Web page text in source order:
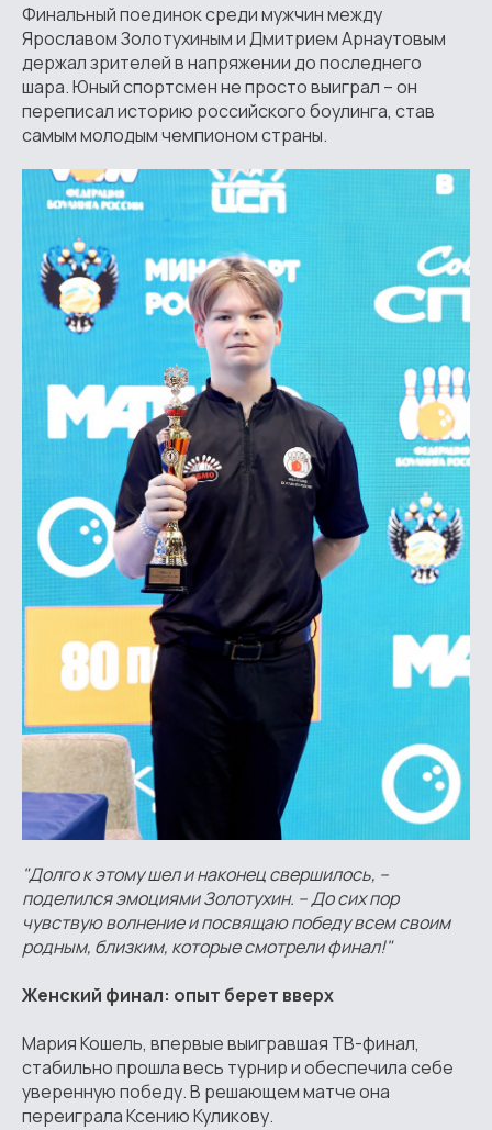
Финальный поединок среди мужчин между
Ярославом Золотухиным и Дмитрием Арнаутовым
держал зрителей в напряжении до последнего
шара. Юный спортсмен не просто выиграл – он
переписал историю российского боулинга, став
самым молодым чемпионом страны.
"Долго к этому шел и наконец свершилось, –
поделился эмоциями Золотухин. – До сих пор
чувствую волнение и посвящаю победу всем своим
родным, близким, которые смотрели финал!"
Женский финал: опыт берет вверх
Мария Кошель, впервые выигравшая ТВ-финал,
стабильно прошла весь турнир и обеспечила себе
уверенную победу. В решающем матче она
переиграла Ксению Куликову.